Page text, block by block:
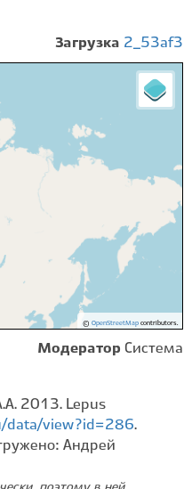
Загрузка 2_53af3
© OpenStreetMapcontributors.
Модератор Система
2013. Lepus
data/view?id=286.
Андрей